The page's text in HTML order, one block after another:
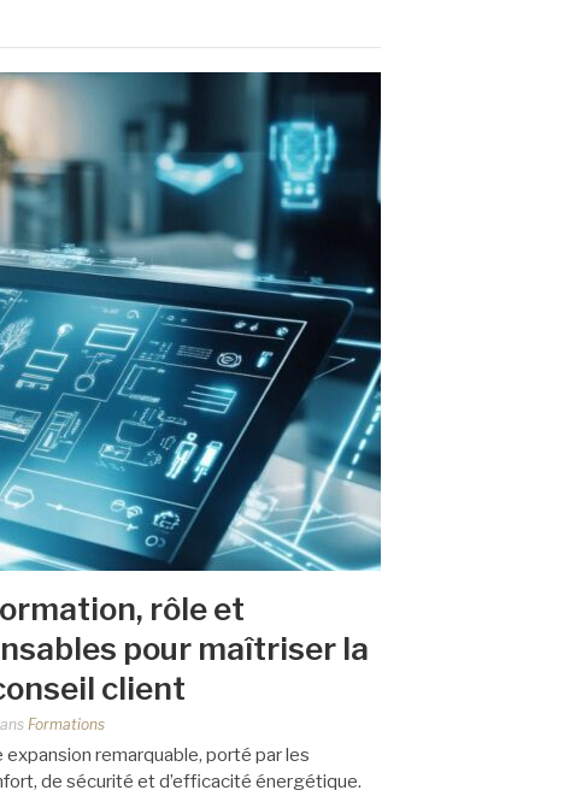
rôle et
pour maîtriser la
client
Formations
remarquable, porté par les
de sécurité et d’efficacité énergétique.